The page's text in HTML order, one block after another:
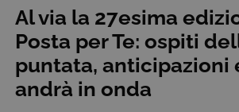
Al via la 27esima
Posta per Te: ospiti
puntata, anticipazioni
andrà in onda